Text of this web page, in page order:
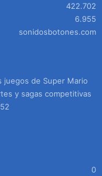
422.702
6.955
sonidosbotones.com
juegos de Super Mario
y sagas competitivas
0